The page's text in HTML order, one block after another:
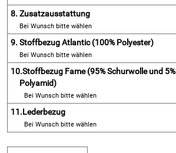
8. Zusatzausstattung
Bei Wunsch bitte wählen
9. Stoffbezug Atlantic (100% Polyester)
Bei Wunsch bitte wählen
10.Stoffbezug Fame (95% Schurwolle und 5%
Polyamid)
Bei Wunsch bitte wählen
11.Lederbezug
Bei Wunsch bitte wählen